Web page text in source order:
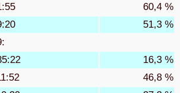
60,4 %
51,3 %
16,3 %
46,8 %